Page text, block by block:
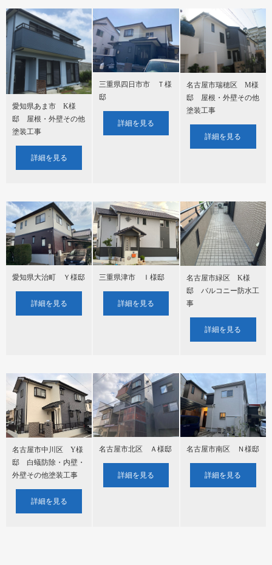
愛知県あま市 K様
邸 屋根・外壁その他
塗装工事
詳細を見る
三重県四日市市 Ｔ様
邸
詳細を見る
名古屋市瑞穂区 M様
邸 屋根・外壁その他
塗装工事
詳細を見る
愛知県大治町 Ｙ様邸
詳細を見る
三重県津市 Ｉ様邸
詳細を見る
名古屋市緑区 K様
邸 バルコニー防水工
事
詳細を見る
名古屋市中川区 Y様
邸 白蟻防除・内壁・
外壁その他塗装工事
詳細を見る
名古屋市北区 Ａ様邸
詳細を見る
名古屋市南区 Ｎ様邸
詳細を見る